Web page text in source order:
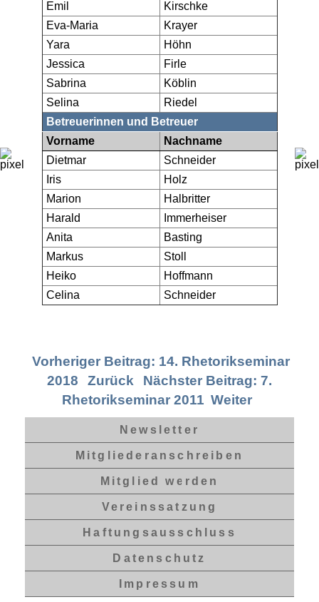
Emil
Kirschke
Eva-Maria
Krayer
Yara
Höhn
Jessica
Firle
Sabrina
Köblin
Selina
Riedel
Betreuerinnen und Betreuer
Vorname
Nachname
Dietmar
Schneider
Iris
Holz
Marion
Halbritter
Harald
Immerheiser
Anita
Basting
Markus
Stoll
Heiko
Hoffmann
Celina
Schneider
Vorheriger Beitrag: 14. Rhetorikseminar
2018
Zurück
Nächster Beitrag: 7.
Rhetorikseminar 2011 Weiter
Newsletter
Mitgliederanschreiben
Mitglied werden
Vereinssatzung
Haftungsausschluss
Datenschutz
Impressum